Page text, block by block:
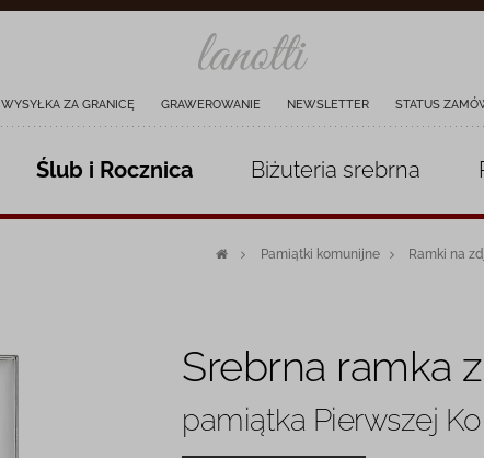
WYSYŁKA ZA GRANICĘ GRAWEROWANIE NEWSLETTER STATUS
Ślub i Rocznica Biżuteria srebrna
Pamiątki komunijne Ramki na
Srebrna ramka
pamiątka Pierwszej